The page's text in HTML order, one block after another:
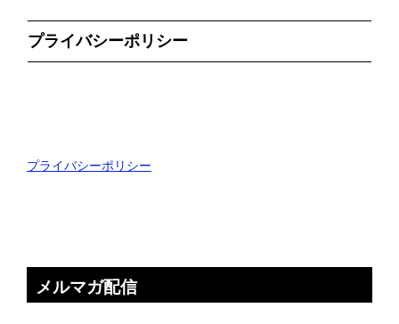
プライバシーポリシー
プライバシーポリシー
メルマガ配信